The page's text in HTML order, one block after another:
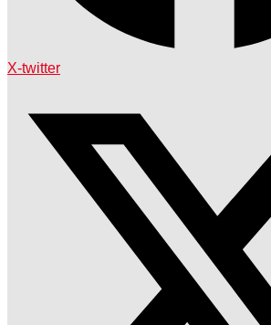
X-twitter